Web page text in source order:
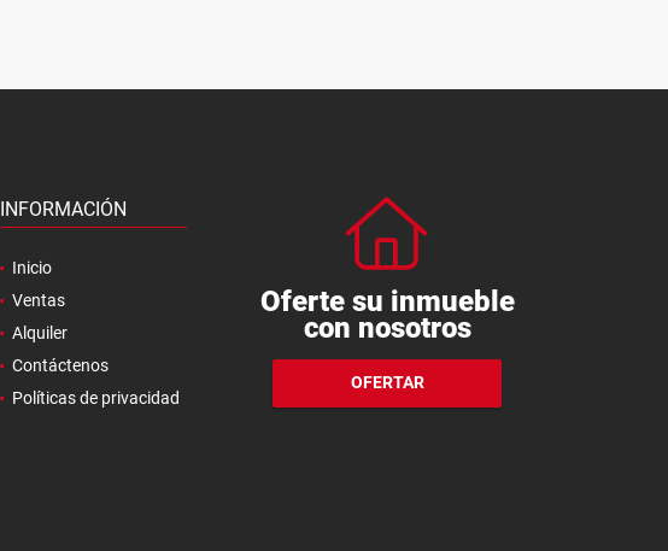
INFORMACIÓN
Inicio
Ventas
Alquiler
Contáctenos
Políticas de privacidad
Oferte su inmueble
con nosotros
OFERTAR